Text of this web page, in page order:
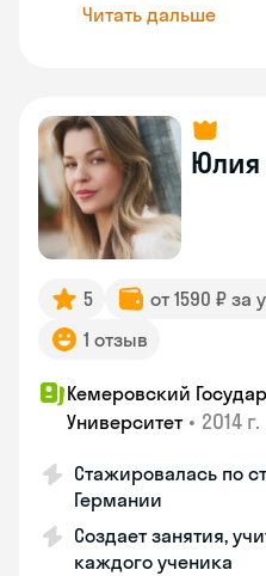
Читать дальше
Юлия
5 от 1590 ₽ за
1 отзыв
Кемеровский
Университет • 2014 г.
Стажировалась по
Германии
Создает занятия,
каждого ученика